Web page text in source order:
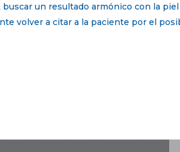
un resultado armónico con la
volver a citar a la paciente por el